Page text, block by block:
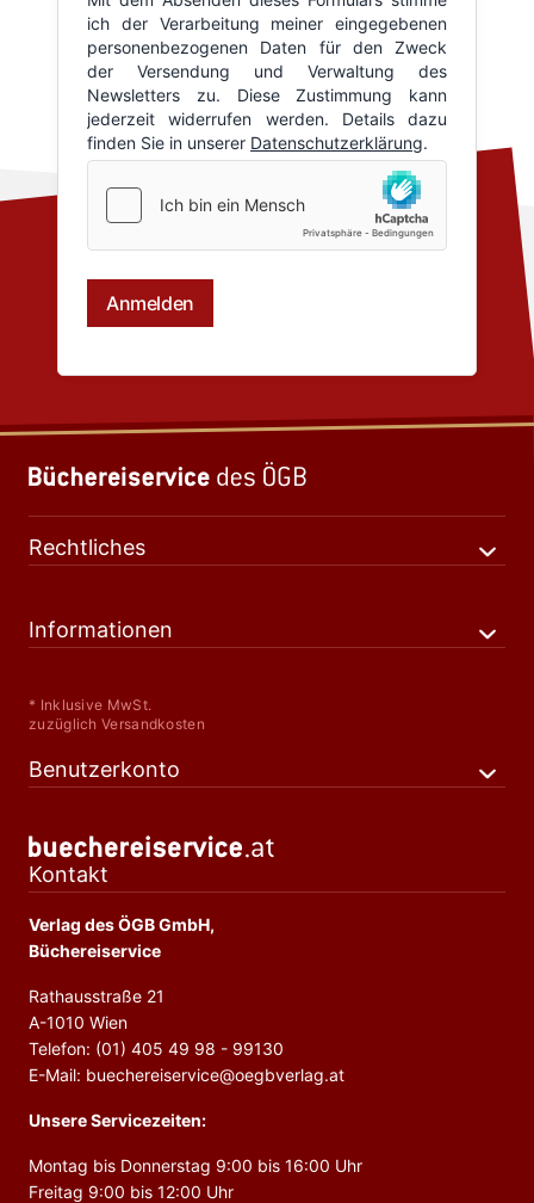
Rechtliches
Informationen
* Inklusive MwSt.
zuzüglich Versandkosten
Benutzerkonto
Kontakt
Verlag des ÖGB GmbH,
Büchereiservice
Rathausstraße 21
A-1010 Wien
Telefon: (01) 405 49 98 - 99130
E-Mail: buechereiservice@oegbverlag.at
Unsere Servicezeiten:
Montag bis Donnerstag 9:00 bis 16:00 Uhr
Freitag 9:00 bis 12:00 Uhr